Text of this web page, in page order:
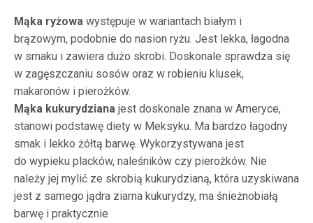
Mąka ryżowa występuje w wariantach białym i
brązowym, podobnie do nasion ryżu. Jest lekka, łagodna
w smaku i zawiera dużo skrobi. Doskonale sprawdza się
w zagęszczaniu sosów oraz w robieniu klusek,
makaronów i pierożków.
Mąka kukurydziana jest doskonale znana w Ameryce,
stanowi podstawę diety w Meksyku. Ma bardzo łagodny
smak i lekko żółtą barwę. Wykorzystywana jest
do wypieku placków, naleśników czy pierożków. Nie
należy jej mylić ze skrobią kukurydzianą, która uzyskiwana
jest z samego jądra ziarna kukurydzy, ma śnieżnobiałą
barwę i praktycznie